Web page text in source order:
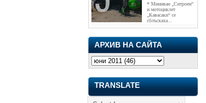
* Миниван „Ситроен“
и мотоциклет
„Кавасаки“ се
сблъскаха...
АРХИВ НА САЙТА
TRANSLATE